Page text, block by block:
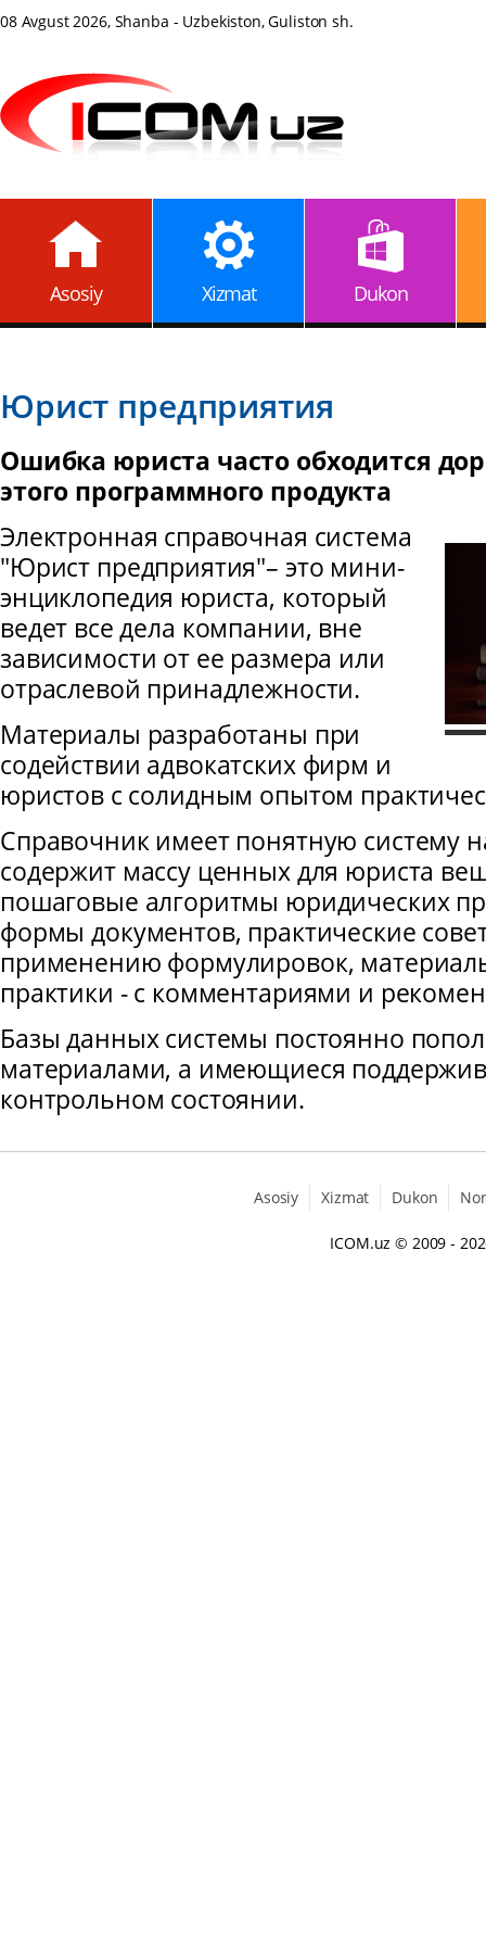
08 Avgust 2026, Shanba - Uzbekiston, Guliston sh.
Asosiy Xizmat Dukon
Юрист предприятия
Ошибка юриста часто обходится
этого программного продукта
Электронная справочная система
"Юрист предприятия"– это мини-
энциклопедия юриста, который
ведет все дела компании, вне
зависимости от ее размера или
отраслевой принадлежности.
Материалы разработаны при
содействии адвокатских фирм и
юристов с солидным опытом
Справочник имеет понятную систему
содержит массу ценных для юриста
пошаговые алгоритмы юридических
формы документов, практические
применению формулировок,
практики - с комментариями и
Базы данных системы постоянно
материалами, а имеющиеся
контрольном состоянии.
Asosiy Xizmat Dukon
ICOM.uz © 2009 -